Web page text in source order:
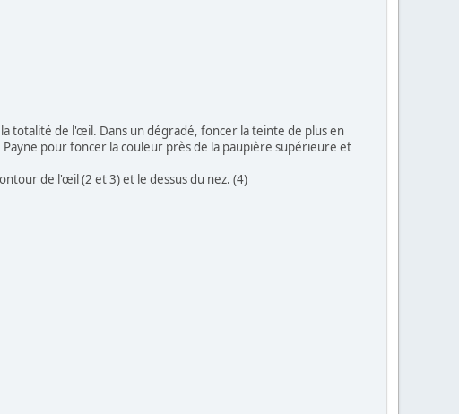
totalité de l'œil. Dans un dégradé, foncer la teinte de plus en
pour foncer la couleur près de la paupière supérieure et
de l'œil (2 et 3) et le dessus du nez. (4)